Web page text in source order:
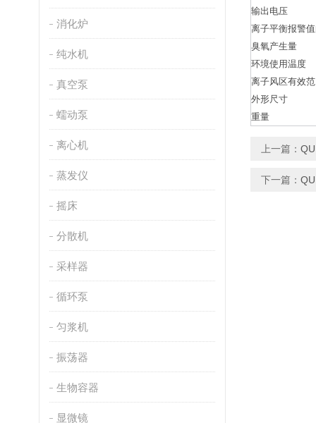
消化炉
纯水机
真空泵
蠕动泵
离心机
蒸发仪
摇床
分散机
采样器
循环泵
匀浆机
振荡器
生物容器
显微镜
输出电压
离子平衡报警
臭氧产生量
环境使用温度
离子风区有效
外形尺寸
重量
上一篇：
下一篇：